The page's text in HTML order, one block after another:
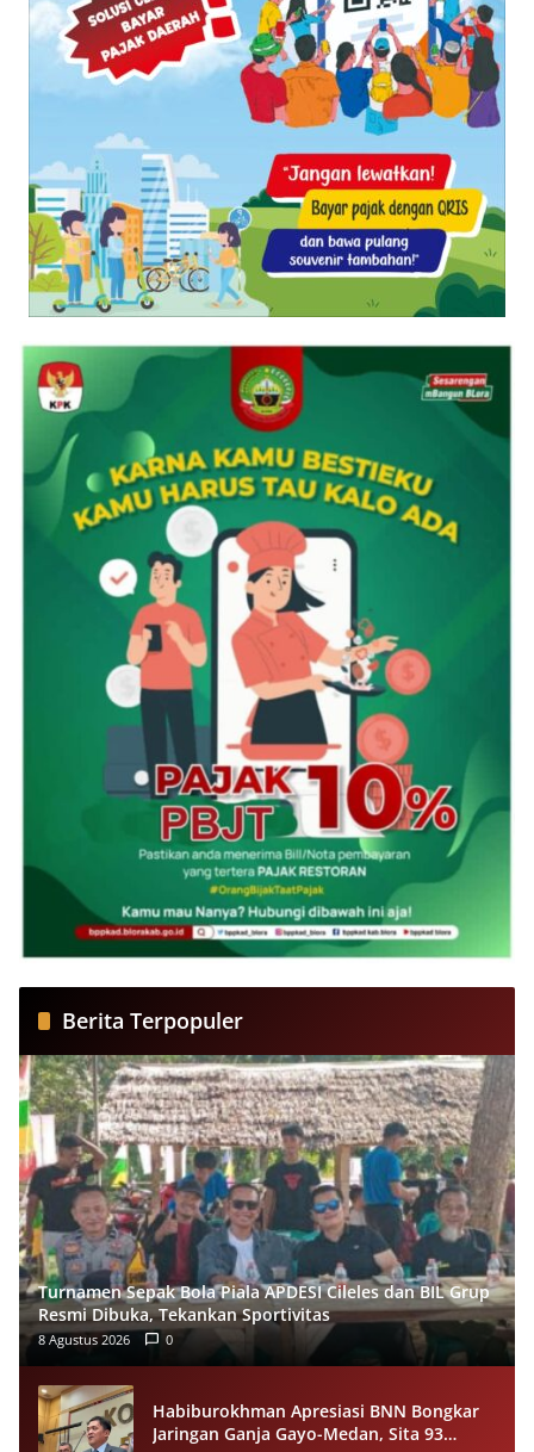
Berita Terpopuler
Turnamen Sepak Bola Piala APDESI Cileles dan BIL Grup
Resmi Dibuka, Tekankan Sportivitas
8 Agustus 2026 0
Habiburokhman Apresiasi BNN Bongkar
Jaringan Ganja Gayo-Medan, Sita 93